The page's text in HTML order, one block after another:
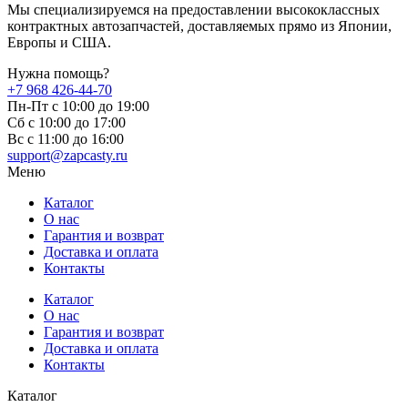
Мы специализируемся на предоставлении высококлассных
контрактных автозапчастей, доставляемых прямо из Японии,
Европы и США.
Нужна помощь?
+7 968 426-44-70
Пн-Пт с 10:00 до 19:00
Сб с 10:00 до 17:00
Вс c 11:00 до 16:00
support@zapcasty.ru
Меню
Каталог
О нас
Гарантия и возврат
Доставка и оплата
Контакты
Каталог
О нас
Гарантия и возврат
Доставка и оплата
Контакты
Каталог